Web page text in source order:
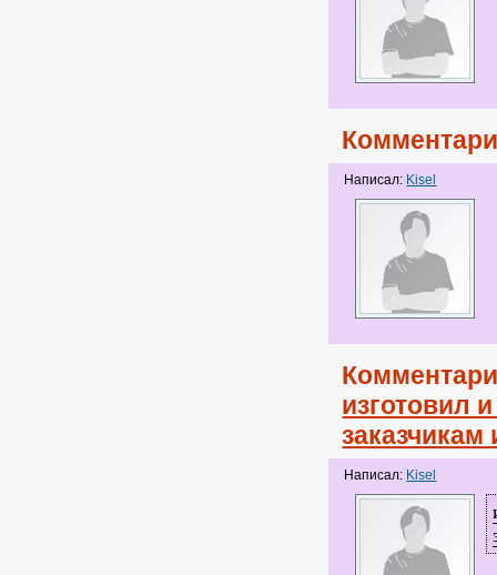
Написал: Kisel
изготовил
Написал: Kisel